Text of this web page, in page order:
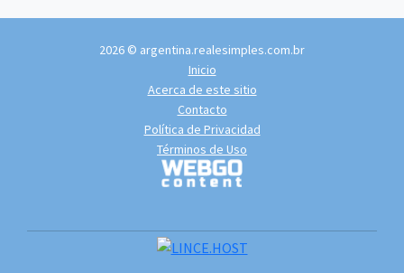
2026 © argentina.realesimples.com.br
Inicio
Acerca de este sitio
Contacto
Política de Privacidad
Términos de Uso